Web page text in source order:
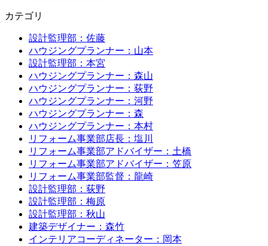
カテゴリ
設計監理部：佐藤
ハウジングプランナー：山本
設計監理部：本宮
ハウジングプランナー：森山
ハウジングプランナー：荻野
ハウジングプランナー：河野
ハウジングプランナー：森
ハウジングプランナー：本村
リフォーム事業部店長：塩川
リフォーム事業部アドバイザー：土橋
リフォーム事業部アドバイザー：笠原
リフォーム事業部監督：龍崎
設計監理部：荻野
設計監理部：梅原
設計監理部：秋山
建築デザイナー：森竹
インテリアコーディネーター：岡本